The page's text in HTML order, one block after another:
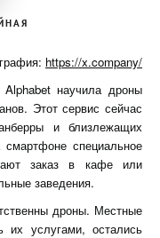
https://x.company/
научила дроны
Этот сервис сейчас
и близлежащих
смартфоне специальное
заказ в кафе или
заведения.
дроны. Местные
их услугами, остались